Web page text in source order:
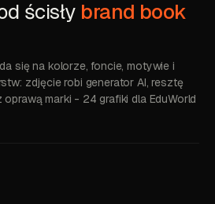
ścisły brand book
się na kolorze, foncie, motywie i
zdjęcie robi generator AI, resztę
marki - 24 grafiki dla EduWorld